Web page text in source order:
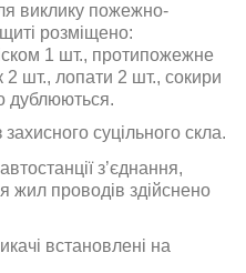
виклику пожежно-
розміщено:
1 шт., протипожежне
2 шт., лопати 2 шт., сокири
дублюються.
суцільного скла.
з’єднання,
жил проводів здійснено
встановлені на